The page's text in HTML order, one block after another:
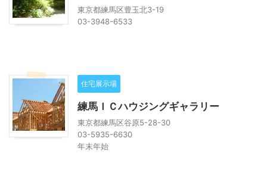
東京都練馬区豊玉北3-19
03-3948-6533
住宅展示場
練馬ＩＣハウジングギャラリー
東京都練馬区谷原5-28-30
03-5935-6630
年末年始